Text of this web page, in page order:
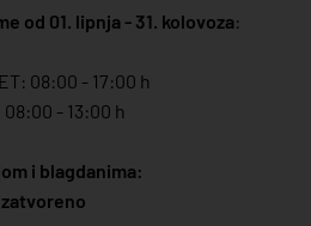
od 01. lipnja - 31. kolovoza:
08:00 - 17:00 h
08:00 - 13:00 h
i blagdanima:
zatvoreno